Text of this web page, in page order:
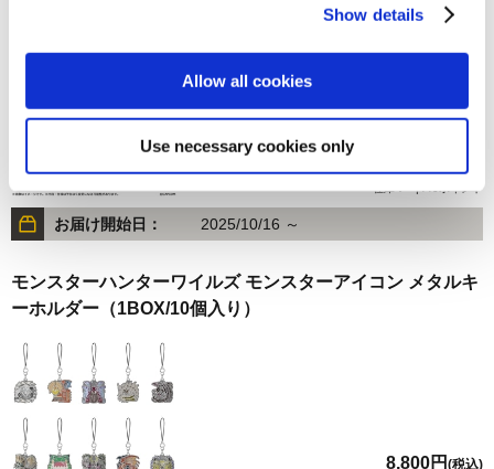
Show details
Allow all cookies
Use necessary cookies only
(税込)
在庫：○ |440ポイント
お届け開始日： 2025/10/16 ～
モンスターハンターワイルズ モンスターアイコン メタルキ
ーホルダー（1BOX/10個入り）
8,800円 (税込)